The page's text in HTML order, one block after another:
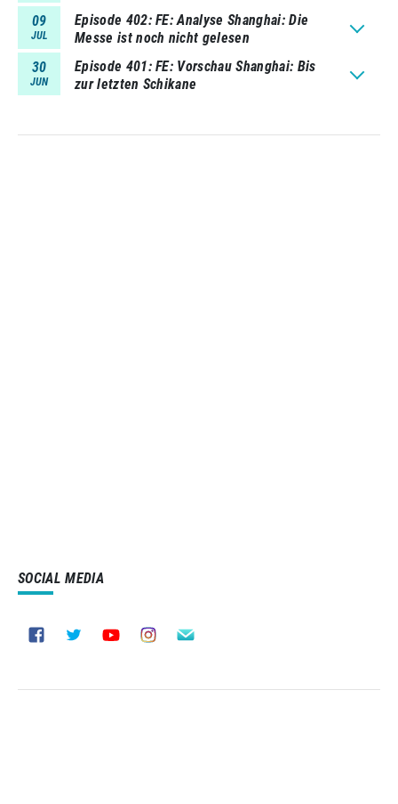
09
JUL
Episode 402 FE: Analyse Shanghai: Die
Messe ist noch nicht gelesen
30
JUN
Episode 401 FE: Vorschau Shanghai: Bis
zur letzten Schikane
SOCIAL MEDIA